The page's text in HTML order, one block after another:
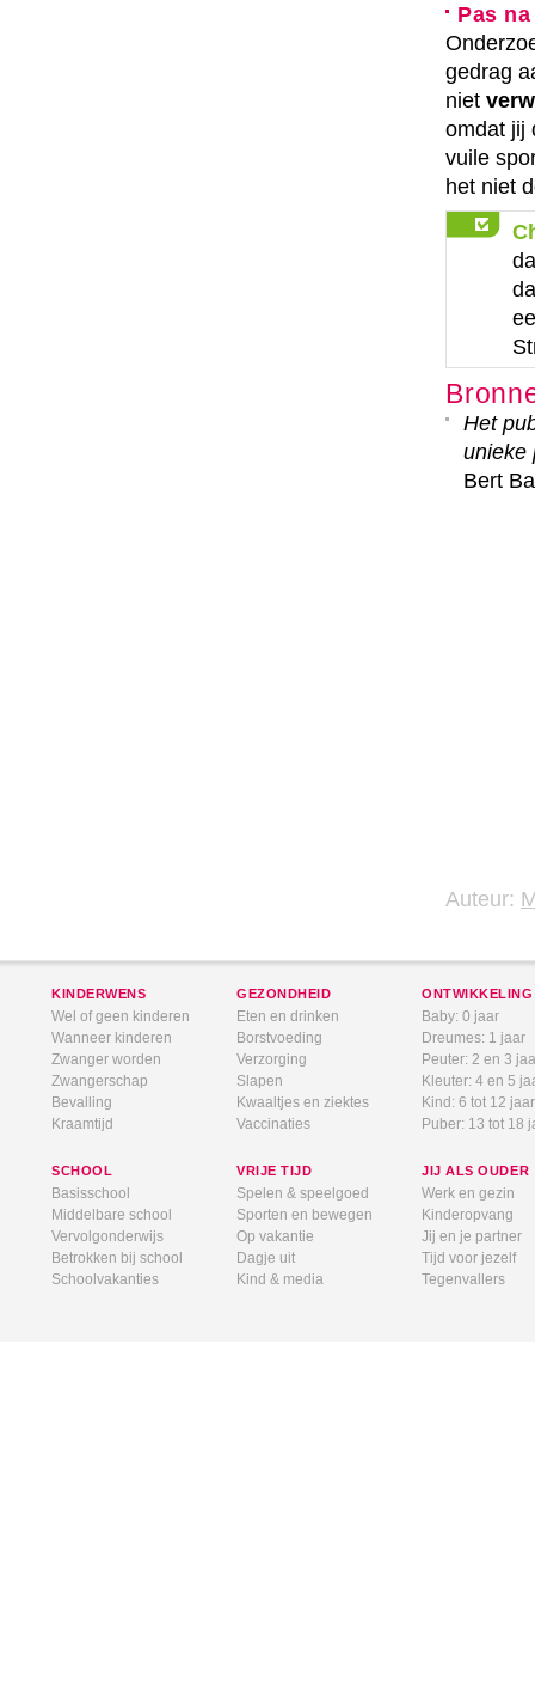
Pas
gedrag
niet
omdat jij
vuile
het niet
Het
unieke
Bert
Auteur:
KINDERWENS
Wel of geen kinderen
Wanneer kinderen
Zwanger worden
Zwangerschap
Bevalling
Kraamtijd
GEZONDHEID
Eten en drinken
Borstvoeding
Verzorging
Slapen
Kwaaltjes en ziektes
Vaccinaties
ONTWIKKELING
Baby: 0 jaar
Dreumes: 1 jaar
Peuter: 2 en 3
Kleuter: 4 en 5
Kind: 6 tot 12 jaar
Puber: 13 tot 18
SCHOOL
Basisschool
Middelbare school
Vervolgonderwijs
Betrokken bij school
Schoolvakanties
VRIJE TIJD
Spelen & speelgoed
Sporten en bewegen
Op vakantie
Dagje uit
Kind & media
JIJ ALS OUDER
Werk en gezin
Kinderopvang
Jij en je partner
Tijd voor jezelf
Tegenvallers